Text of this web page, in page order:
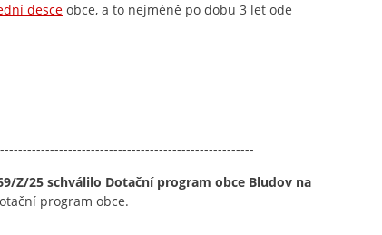
desce obce, a to nejméně po dobu 3 let ode
Z/25 schválilo Dotační program obce Bludov na
program obce.